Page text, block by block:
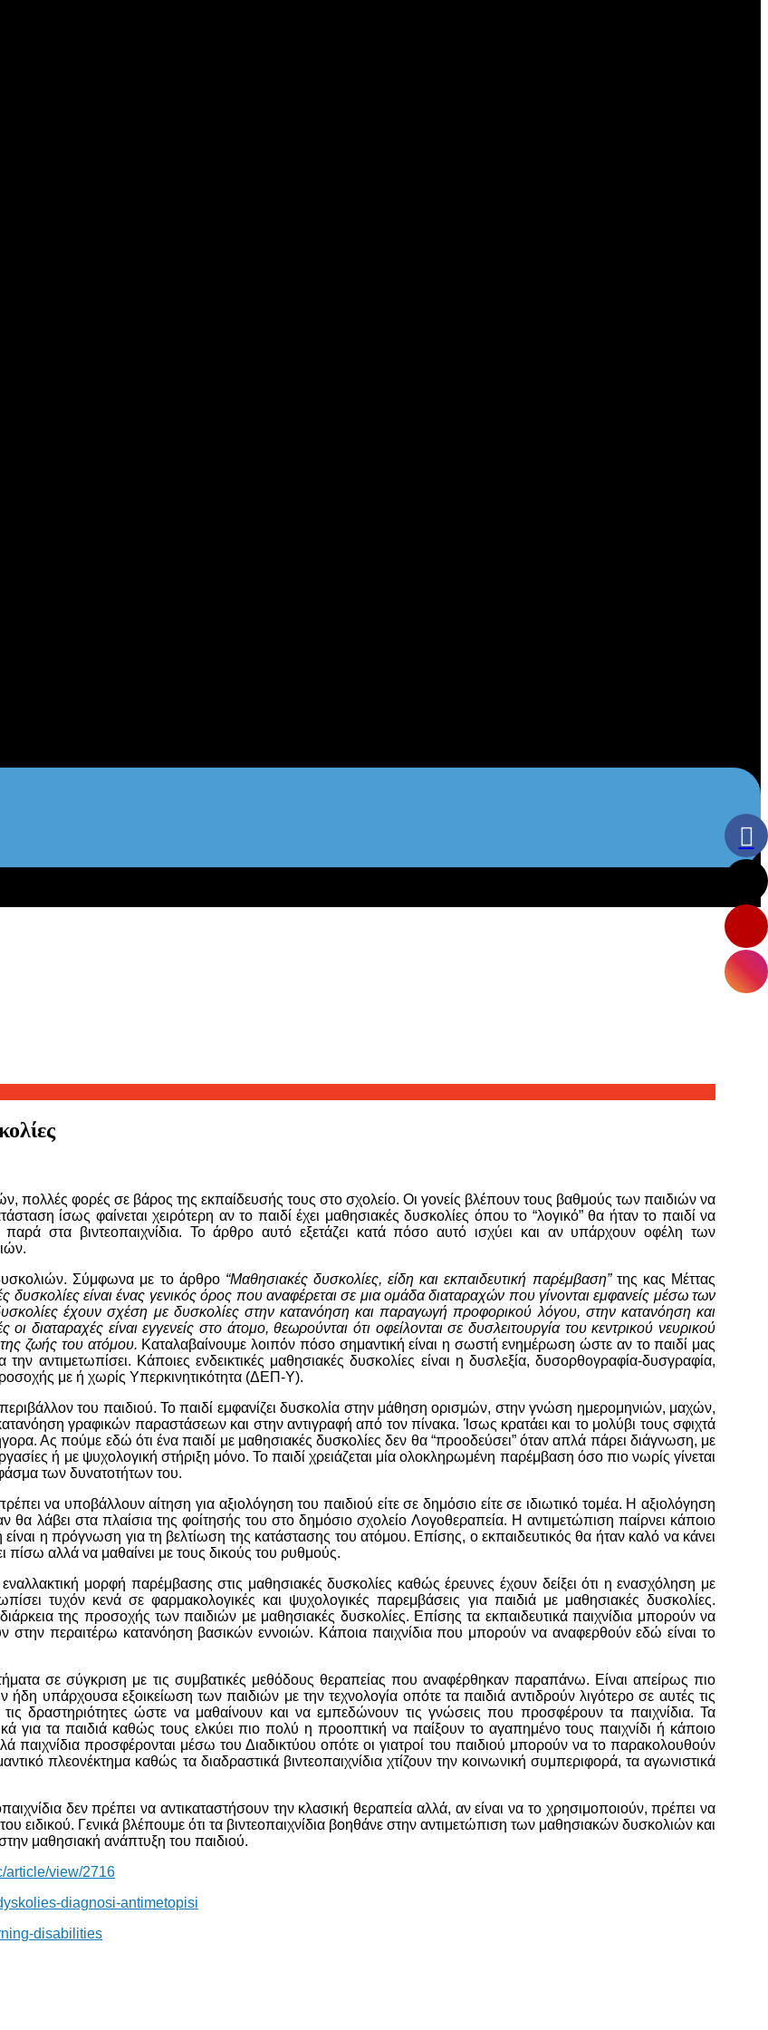
πολλές φορές σε βάρος της εκπαίδευσής τους στο σχολείο. Οι γονείς βλέπουν τους βαθμούς των παιδιών να
ίσως φαίνεται χειρότερη αν το παιδί έχει μαθησιακές δυσκολίες όπου το “λογικό” θα ήταν το παιδί να
στα βιντεοπαιχνίδια. Το άρθρο αυτό εξετάζει κατά πόσο αυτό ισχύει και αν υπάρχουν οφέλη των
Σύμφωνα με το άρθρο “Μαθησιακές δυσκολίες, είδη και εκπαιδευτική παρέμβαση”της κας Μέττας
δυσκολίες είναι ένας γενικός όρος που αναφέρεται σε μια ομάδα διαταραχών που γίνονται εμφανείς μέσω των
έχουν σχέση με δυσκολίες στην κατανόηση και παραγωγή προφορικού λόγου, στην κατανόηση και
διαταραχές είναι εγγενείς στο άτομο, θεωρούνται ότι οφείλονται σε δυσλειτουργία του κεντρικού νευρικού
ζωής του ατόμου. Καταλαβαίνουμε λοιπόν πόσο σημαντική είναι η σωστή ενημέρωση ώστε αν το παιδί μας
αντιμετωπίσει. Κάποιες ενδεικτικές μαθησιακές δυσκολίες είναι η δυσλεξία, δυσορθογραφία-δυσγραφία,
με ή χωρίς Υπερκινητικότητα (ΔΕΠ-Υ).
του παιδιού. Το παιδί εμφανίζει δυσκολία στην μάθηση ορισμών, στην γνώση ημερομηνιών, μαχών,
γραφικών παραστάσεων και στην αντιγραφή από τον πίνακα. Ίσως κρατάει και το μολύβι τους σφιχτά
Ας πούμε εδώ ότι ένα παιδί με μαθησιακές δυσκολίες δεν θα “προοδεύσει” όταν απλά πάρει διάγνωση, με
ή με ψυχολογική στήριξη μόνο. Το παιδί χρειάζεται μία ολοκληρωμένη παρέμβαση όσο πιο νωρίς γίνεται
των δυνατοτήτων του.
να υποβάλλουν αίτηση για αξιολόγηση του παιδιού είτε σε δημόσιο είτε σε ιδιωτικό τομέα. Η αξιολόγηση
λάβει στα πλαίσια της φοίτησής του στο δημόσιο σχολείο Λογοθεραπεία. Η αντιμετώπιση παίρνει κάποιο
η πρόγνωση για τη βελτίωση της κατάστασης του ατόμου. Επίσης, ο εκπαιδευτικός θα ήταν καλό να κάνει
αλλά να μαθαίνει με τους δικούς του ρυθμούς.
εναλλακτική μορφή παρέμβασης στις μαθησιακές δυσκολίες καθώς έρευνες έχουν δείξει ότι η ενασχόληση με
τυχόν κενά σε φαρμακολογικές και ψυχολογικές παρεμβάσεις για παιδιά με μαθησιακές δυσκολίες.
διάρκεια της προσοχής των παιδιών με μαθησιακές δυσκολίες. Επίσης τα εκπαιδευτικά παιχνίδια μπορούν να
περαιτέρω κατανόηση βασικών εννοιών. Κάποια παιχνίδια που μπορούν να αναφερθούν εδώ είναι το
σε σύγκριση με τις συμβατικές μεθόδους θεραπείας που αναφέρθηκαν παραπάνω. Είναι απείρως πιο
υπάρχουσα εξοικείωση των παιδιών με την τεχνολογία οπότε τα παιδιά αντιδρούν λιγότερο σε αυτές τις
δραστηριότητες ώστε να μαθαίνουν και να εμπεδώνουν τις γνώσεις που προσφέρουν τα παιχνίδια. Τα
για τα παιδιά καθώς τους ελκύει πιο πολύ η προοπτική να παίξουν το αγαπημένο τους παιχνίδι ή κάποιο
παιχνίδια προσφέρονται μέσω του Διαδικτύου οπότε οι γιατροί του παιδιού μπορούν να το παρακολουθούν
πλεονέκτημα καθώς τα διαδραστικά βιντεοπαιχνίδια χτίζουν την κοινωνική συμπεριφορά, τα αγωνιστικά
δεν πρέπει να αντικαταστήσουν την κλασική θεραπεία αλλά, αν είναι να το χρησιμοποιούν, πρέπει να
ειδικού. Γενικά βλέπουμε ότι τα βιντεοπαιχνίδια βοηθάνε στην αντιμετώπιση των μαθησιακών δυσκολιών και
μαθησιακή ανάπτυξη του παιδιού.
article/view/2716
diagnosi-antimetopisi
disabilities